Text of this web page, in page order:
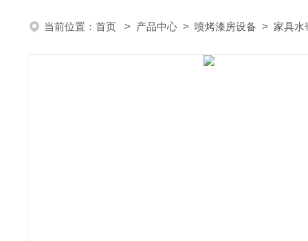
当前位置： 首页 > 产品中心 > 喷烤漆房设备 > 家具水